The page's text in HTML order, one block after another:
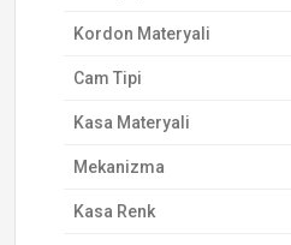
Kordon Materyali
Cam Tipi
Kasa Materyali
Mekanizma
Kasa Renk